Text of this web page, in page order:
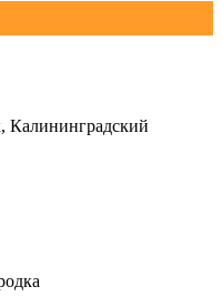
Калининградский